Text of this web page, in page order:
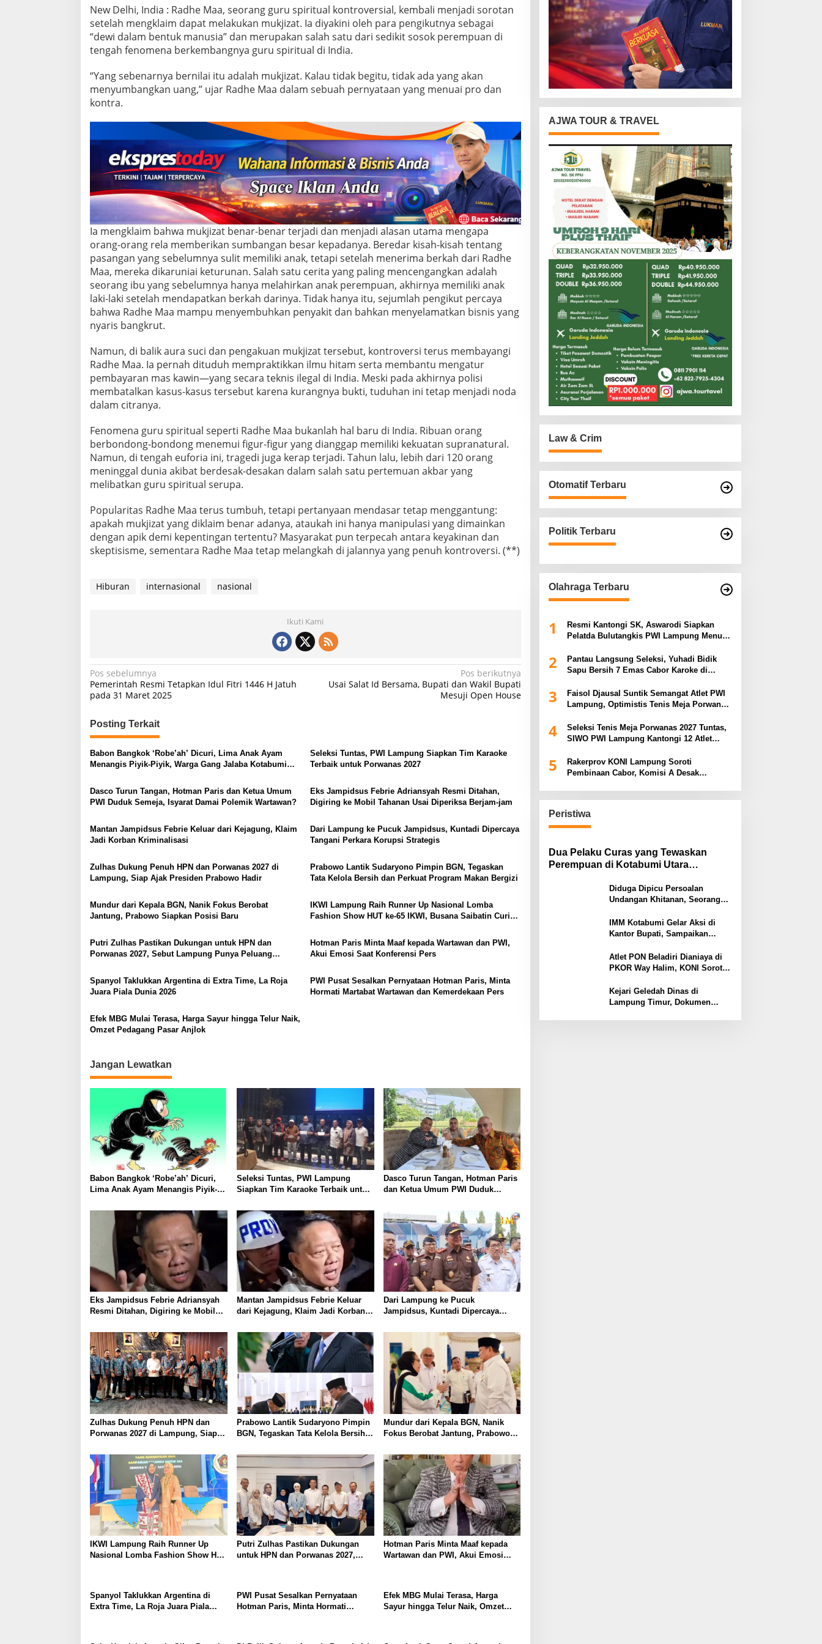
M
u
k
j
i
t
a
u
M
a
n
i
p
u
l
a
s
i
?
New Delhi, India : Radhe Maa, seorang guru spiritual kontroversial, kembali menjadi sorotan
setelah mengklaim dapat melakukan mukjizat. Ia diyakini oleh para pengikutnya sebagai
“dewi dalam bentuk manusia” dan merupakan salah satu dari sedikit sosok perempuan di
tengah fenomena berkembangnya guru spiritual di India.
“Yang sebenarnya bernilai itu adalah mukjizat. Kalau tidak begitu, tidak ada yang akan
menyumbangkan uang,” ujar Radhe Maa dalam sebuah pernyataan yang menuai pro dan
kontra.
Ia mengklaim bahwa mukjizat benar-benar terjadi dan menjadi alasan utama mengapa
orang-orang rela memberikan sumbangan besar kepadanya. Beredar kisah-kisah tentang
pasangan yang sebelumnya sulit memiliki anak, tetapi setelah menerima berkah dari Radhe
Maa, mereka dikaruniai keturunan. Salah satu cerita yang paling mencengangkan adalah
seorang ibu yang sebelumnya hanya melahirkan anak perempuan, akhirnya memiliki anak
laki-laki setelah mendapatkan berkah darinya. Tidak hanya itu, sejumlah pengikut percaya
bahwa Radhe Maa mampu menyembuhkan penyakit dan bahkan menyelamatkan bisnis yang
nyaris bangkrut.
Namun, di balik aura suci dan pengakuan mukjizat tersebut, kontroversi terus membayangi
Radhe Maa. Ia pernah dituduh mempraktikkan ilmu hitam serta membantu mengatur
pembayaran mas kawin—yang secara teknis ilegal di India. Meski pada akhirnya polisi
membatalkan kasus-kasus tersebut karena kurangnya bukti, tuduhan ini tetap menjadi noda
dalam citranya.
Fenomena guru spiritual seperti Radhe Maa bukanlah hal baru di India. Ribuan orang
berbondong-bondong menemui figur-figur yang dianggap memiliki kekuatan supranatural.
Namun, di tengah euforia ini, tragedi juga kerap terjadi. Tahun lalu, lebih dari 120 orang
meninggal dunia akibat berdesak-desakan dalam salah satu pertemuan akbar yang
melibatkan guru spiritual serupa.
Popularitas Radhe Maa terus tumbuh, tetapi pertanyaan mendasar tetap menggantung:
apakah mukjizat yang diklaim benar adanya, ataukah ini hanya manipulasi yang dimainkan
dengan apik demi kepentingan tertentu? Masyarakat pun terpecah antara keyakinan dan
skeptisisme, sementara Radhe Maa tetap melangkah di jalannya yang penuh kontroversi. (**)
Hiburan internasional nasional
Ikuti Kami
N
a
i
g
a
i
o
s
Pos sebelumnya
Pemerintah Resmi Tetapkan Idul Fitri 1446 H Jatuh
pada 31 Maret 2025
Pos berikutnya
Usai Salat Id Bersama, Bupati dan Wakil Bupati
Mesuji Open House
Posting Terkait
Babon Bangkok ‘Robe’ah’ Dicuri, Lima Anak Ayam
Menangis Piyik-Piyik, Warga Gang Jalaba Kotabumi
Seleksi Tuntas, PWI Lampung Siapkan Tim Karaoke
Terbaik untuk Porwanas 2027
Dasco Turun Tangan, Hotman Paris dan Ketua Umum
PWI Duduk Semeja, Isyarat Damai Polemik Wartawan?
Eks Jampidsus Febrie Adriansyah Resmi Ditahan,
Digiring ke Mobil Tahanan Usai Diperiksa Berjam-jam
Mantan Jampidsus Febrie Keluar dari Kejagung, Klaim
Jadi Korban Kriminalisasi
Dari Lampung ke Pucuk Jampidsus, Kuntadi Dipercaya
Tangani Perkara Korupsi Strategis
Zulhas Dukung Penuh HPN dan Porwanas 2027 di
Lampung, Siap Ajak Presiden Prabowo Hadir
Prabowo Lantik Sudaryono Pimpin BGN, Tegaskan
Tata Kelola Bersih dan Perkuat Program Makan Bergizi
Mundur dari Kepala BGN, Nanik Fokus Berobat
Jantung, Prabowo Siapkan Posisi Baru
IKWI Lampung Raih Runner Up Nasional Lomba
Fashion Show HUT ke-65 IKWI, Busana Saibatin Curi
Putri Zulhas Pastikan Dukungan untuk HPN dan
Porwanas 2027, Sebut Lampung Punya Peluang
Hotman Paris Minta Maaf kepada Wartawan dan PWI,
Akui Emosi Saat Konferensi Pers
Spanyol Taklukkan Argentina di Extra Time, La Roja
Juara Piala Dunia 2026
PWI Pusat Sesalkan Pernyataan Hotman Paris, Minta
Hormati Martabat Wartawan dan Kemerdekaan Pers
Efek MBG Mulai Terasa, Harga Sayur hingga Telur Naik,
Omzet Pedagang Pasar Anjlok
Jangan Lewatkan
Babon Bangkok ‘Robe’ah’ Dicuri,
Lima Anak Ayam Menangis Piyik-
Heboh
Seleksi Tuntas, PWI Lampung
Siapkan Tim Karaoke Terbaik untuk
Dasco Turun Tangan, Hotman Paris
dan Ketua Umum PWI Duduk
Wartawan?
Eks Jampidsus Febrie Adriansyah
Resmi Ditahan, Digiring ke Mobil
Mantan Jampidsus Febrie Keluar
dari Kejagung, Klaim Jadi Korban
Dari Lampung ke Pucuk
Jampidsus, Kuntadi Dipercaya
Zulhas Dukung Penuh HPN dan
Porwanas 2027 di Lampung, Siap
Prabowo Lantik Sudaryono Pimpin
BGN, Tegaskan Tata Kelola Bersih
Mundur dari Kepala BGN, Nanik
Fokus Berobat Jantung, Prabowo
IKWI Lampung Raih Runner Up
Nasional Lomba Fashion Show HUT
Putri Zulhas Pastikan Dukungan
untuk HPN dan Porwanas 2027,
Hotman Paris Minta Maaf kepada
Wartawan dan PWI, Akui Emosi
Spanyol Taklukkan Argentina di
Extra Time, La Roja Juara Piala
PWI Pusat Sesalkan Pernyataan
Hotman Paris, Minta Hormati
Efek MBG Mulai Terasa, Harga
Sayur hingga Telur Naik, Omzet
AJWA TOUR & TRAVEL
Law & Crim
Otomatif Terbaru
Politik Terbaru
Olahraga Terbaru
1
Resmi Kantongi SK, Aswarodi Siapkan
Pelatda Bulutangkis PWI Lampung Menuju
2
Pantau Langsung Seleksi, Yuhadi Bidik
Sapu Bersih 7 Emas Cabor Karoke di
3
Faisol Djausal Suntik Semangat Atlet PWI
Lampung, Optimistis Tenis Meja Porwanas
4
Seleksi Tenis Meja Porwanas 2027 Tuntas,
SIWO PWI Lampung Kantongi 12 Atlet
5
Rakerprov KONI Lampung Soroti
Pembinaan Cabor, Komisi A Desak
Peristiwa
Dua Pelaku Curas yang Tewaskan
Perempuan di Kotabumi Utara
Diduga Dipicu Persoalan
Undangan Khitanan, Seorang
Tertembak
IMM Kotabumi Gelar Aksi di
Kantor Bupati, Sampaikan
Pemkab Lampung Utara
Atlet PON Beladiri Dianiaya di
PKOR Way Halim, KONI Soroti
Kawasan
Kejari Geledah Dinas di
Lampung Timur, Dokumen